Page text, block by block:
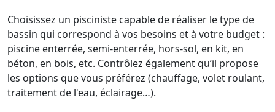
Choisissez un pisciniste capable de réaliser le type de
bassin qui correspond à vos besoins et à votre budget :
piscine enterrée, semi-enterrée, hors-sol, en kit, en
béton, en bois, etc. Contrôlez également qu’il propose
les options que vous préférez (chauffage, volet roulant,
traitement de l'eau, éclairage…).